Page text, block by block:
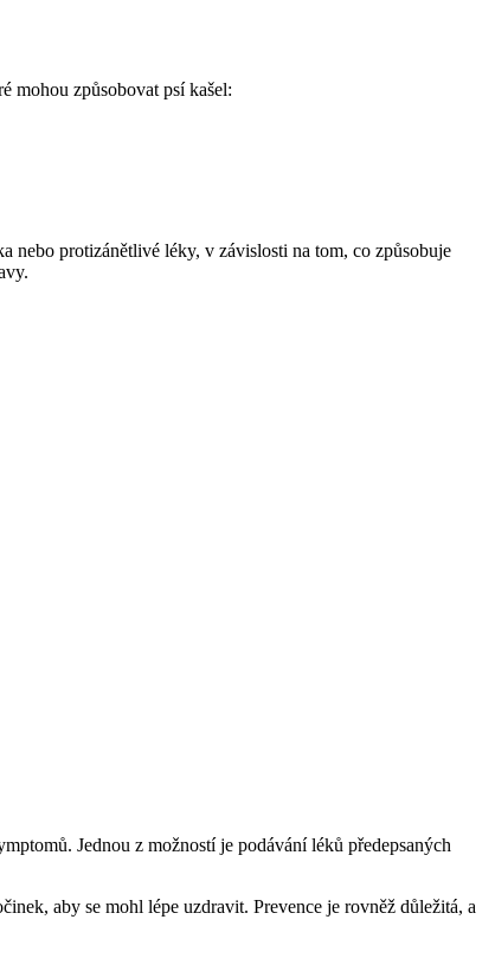
mohou způsobovat psí kašel:
nebo protizánětlivé léky, v závislosti na tom, co způsobuje
Jednou z možností je podávání léků předepsaných
aby se mohl lépe uzdravit. Prevence je rovněž důležitá, a